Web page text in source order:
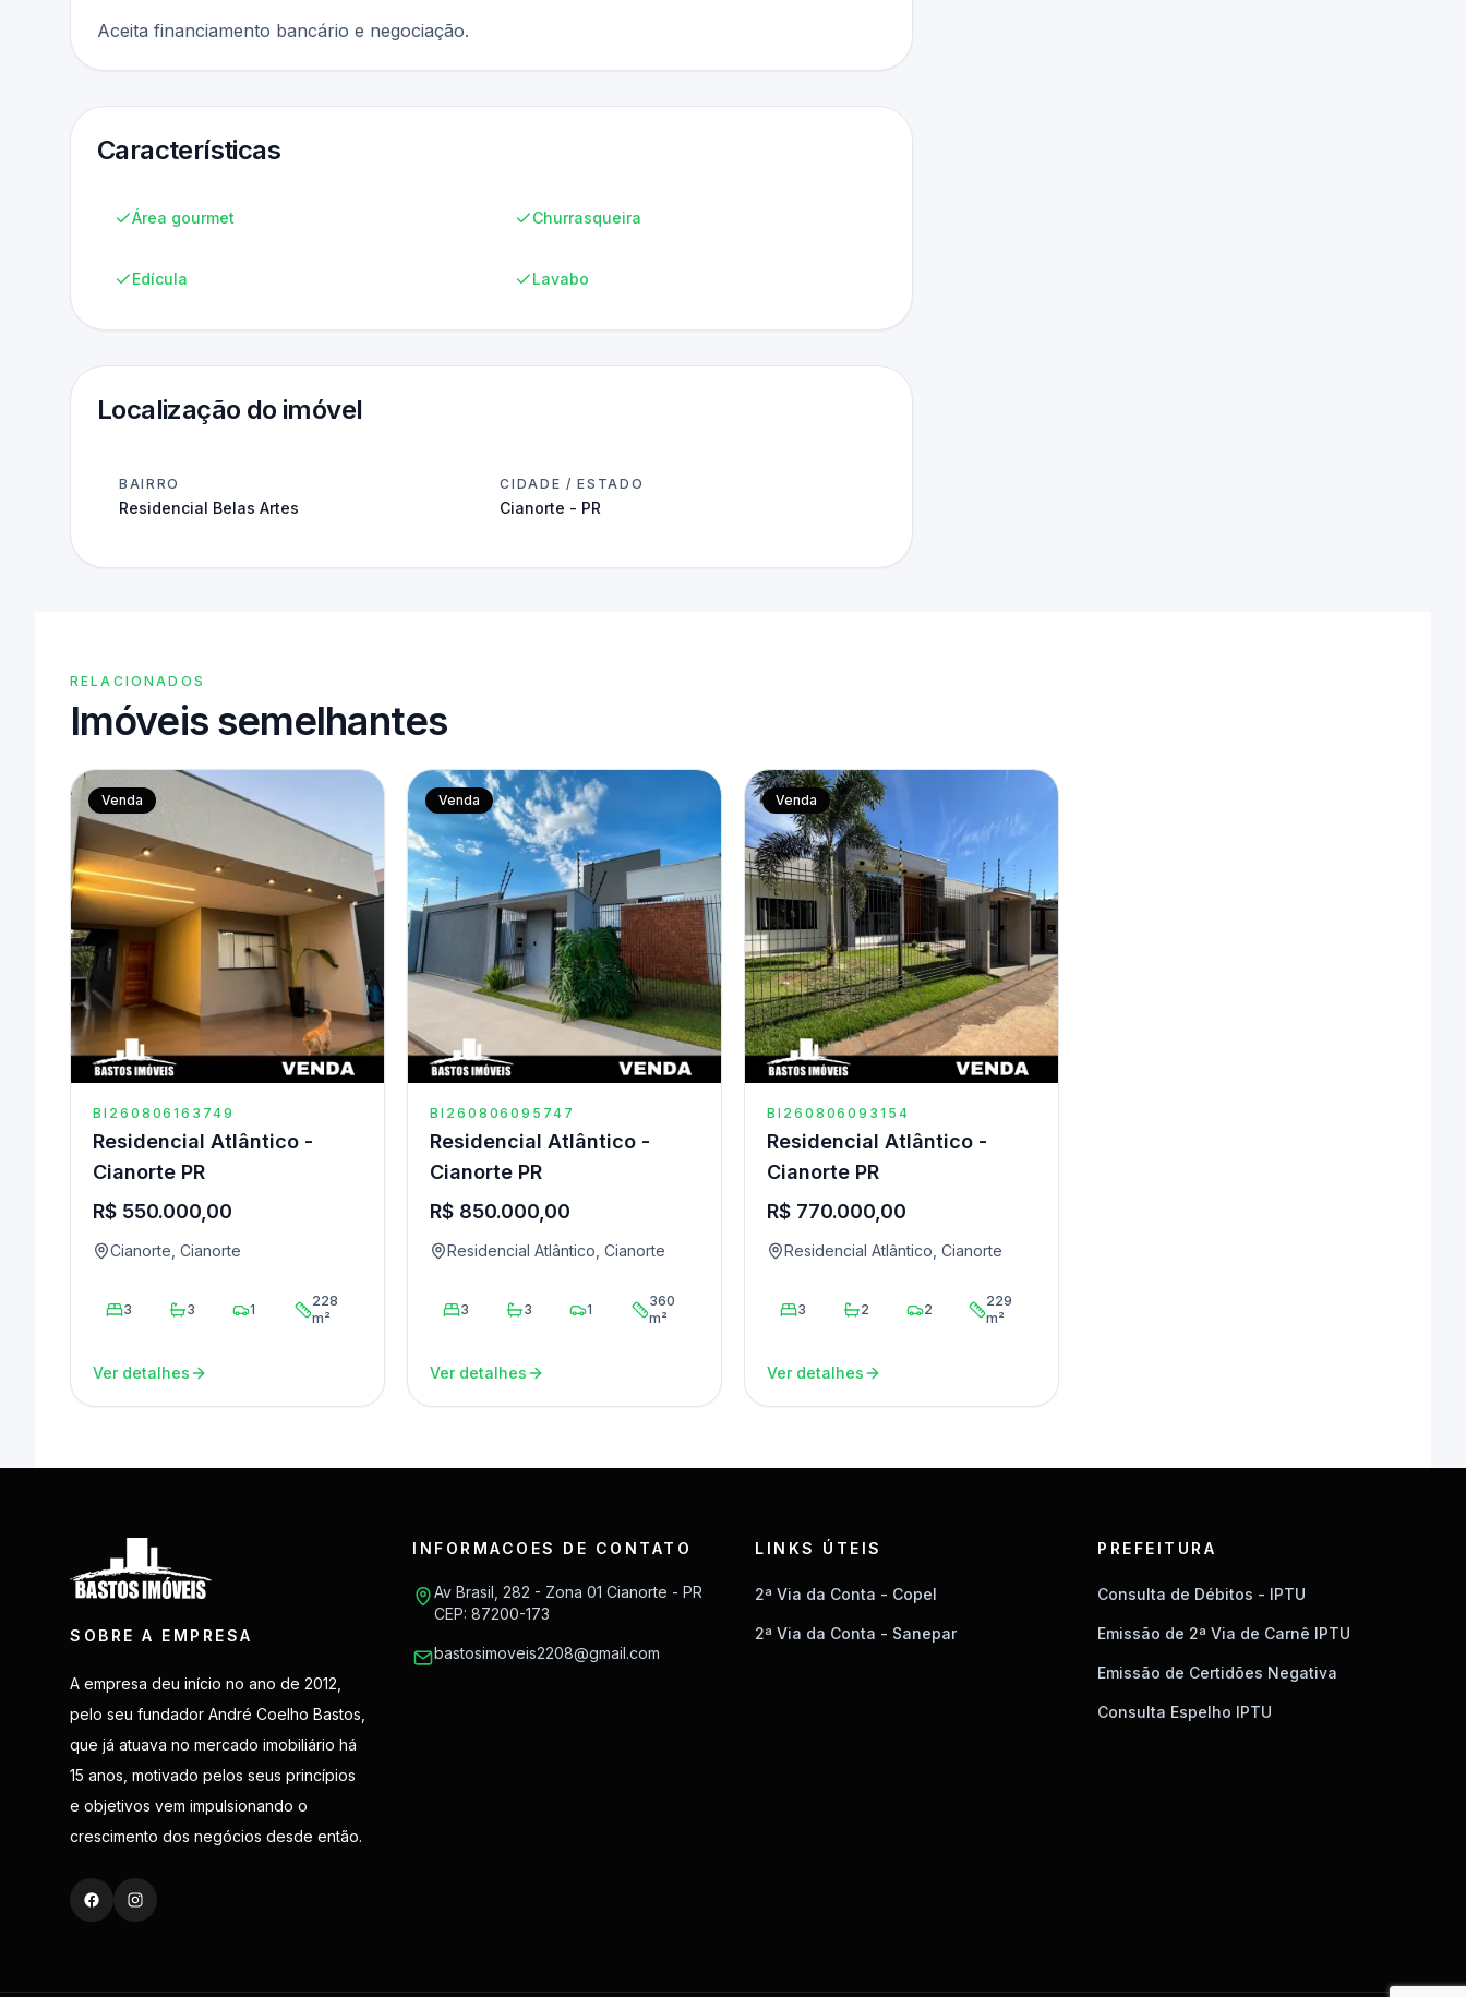
Aceita financiamento bancário e negociação.
Características
Área gourmet Churrasqueira
Edícula Lavabo
Localização do imóvel
BAIRRO
Residencial Belas Artes
CIDADE / ESTADO
Cianorte - PR
RELACIONADOS
Imóveis semelhantes
Venda
BI260806163749
Residencial Atlântico -
Cianorte PR
R$ 550.000,00
Cianorte, Cianorte
3 3 1
228
m²
Ver detalhes
Venda
BI260806095747
Residencial Atlântico -
Cianorte PR
R$ 850.000,00
Residencial Atlântico, Cianorte
3 3 1
360
m²
Ver detalhes
Venda
BI260806093154
Residencial Atlântico -
Cianorte PR
R$ 770.000,00
Residencial Atlântico, Cianorte
3 2 2
229
m²
Ver detalhes
SOBRE A EMPRESA
A empresa deu início no ano de 2012,
pelo seu fundador André Coelho Bastos,
que já atuava no mercado imobiliário há
15 anos, motivado pelos seus princípios
e objetivos vem impulsionando o
crescimento dos negócios desde então.
INFORMACOES DE CONTATO
Av Brasil, 282 - Zona 01 Cianorte - PR
CEP: 87200-173
bastosimoveis2208@gmail.com
LINKS ÚTEIS
2ª Via da Conta - Copel
2ª Via da Conta - Sanepar
PREFEITURA
Consulta de Débitos - IPTU
Emissão de 2ª Via de Carnê IPTU
Emissão de Certidões Negativa
Consulta Espelho IPTU